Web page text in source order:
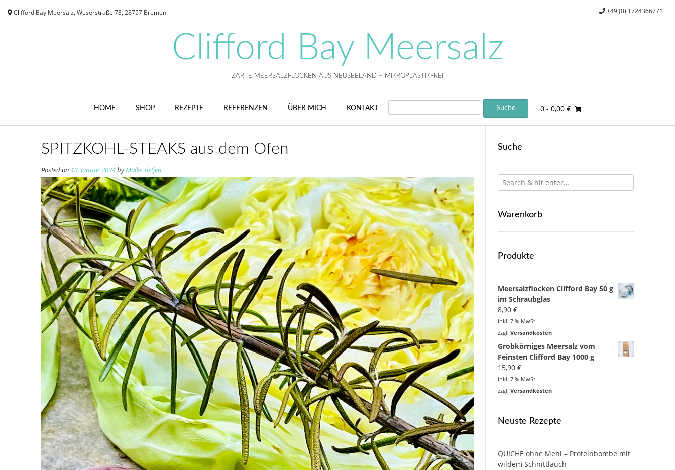
Clifford Bay Meersalz, Weserstraße 73, 28757 Bremen +49 (0) 1724366771
Clifford Bay Meersalz
ZARTE MEERSALZFLOCKEN AUS NEUSEELAND – MIKROPLASTIKFREI
HOME SHOP REZEPTE REFERENZEN ÜBER MICH KONTAKT SEARCH 0- 0,00 €
SPITZKOHL-STEAKS aus dem Ofen
Posted on 13. Januar 2024byMaike Tietjen
Suche
Warenkorb
Produkte
Meersalzflocken Clifford Bay 50 g
im Schraubglas
8,90 €
inkl. 7 % MwSt.
zzgl. Versandkosten
Grobkörniges Meersalz vom
Feinsten Clifford Bay 1000 g
15,90 €
inkl. 7 % MwSt.
zzgl. Versandkosten
Neuste Rezepte
QUICHE ohne Mehl – Proteinbombe mit
wildem Schnittlauch